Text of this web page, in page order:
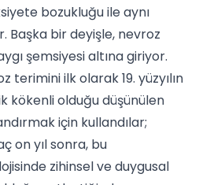
bozukluğu ile aynı
Başka bir deyişle, nevroz
şemsiyesi altına giriyor.
terimini ilk olarak 19. yüzyılın
kökenli olduğu düşünülen
için kullandılar;
on yıl sonra, bu
zihinsel ve duygusal